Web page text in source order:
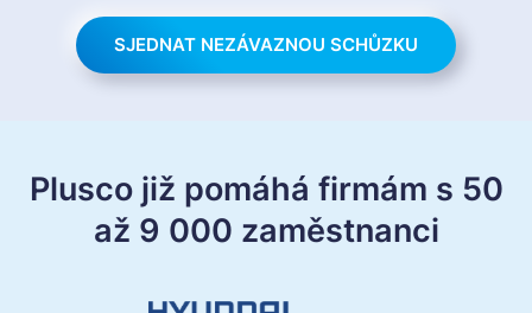
SJEDNAT NEZÁVAZNOU SCHŮZKU
Plusco již pomáhá firmám s 50
až 9 000 zaměstnanci